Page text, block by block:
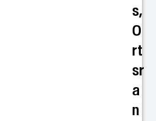
s,
O
rt
sr
a
n